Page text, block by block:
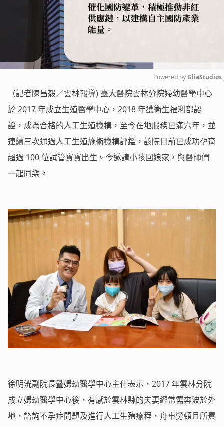
Mute
Powered by GliaStudios
（記者陳昌毅／雲林報導) 臺大醫院雲林分院婦幼醫學中心
於 2017 年成立生殖醫學中心，2018 年獲衛生福利部認
證，成為合格的人工生殖機構，至今在地服務已滿六年，並
連續三次通過人工生殖施術機構評鑑，該院目前已成功孕育
超過 100 位試管寶寶出生。今邀請小孩回娘家，與醫師們
一起同樂。
徐明洸副院長暨婦幼醫學中心主任表示，2017 年雲林分院
成立婦幼醫學中心後，有感於雲林縣的夫妻經常需奔波於外
地，諮詢不孕症問題及進行人工生殖療程，舟車勞頓且所費